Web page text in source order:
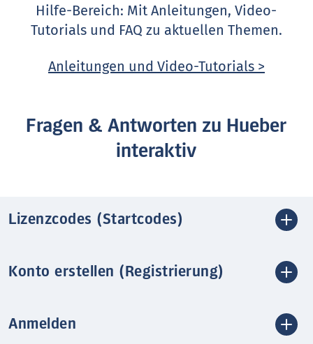
Hilfe-Bereich: Mit Anleitungen, Video-
Tutorials und FAQ zu aktuellen Themen.
Anleitungen und Video-Tutorials >
Fragen & Antworten zu Hueber
interaktiv
Lizenzcodes (Startcodes)
Konto erstellen (Registrierung)
Anmelden